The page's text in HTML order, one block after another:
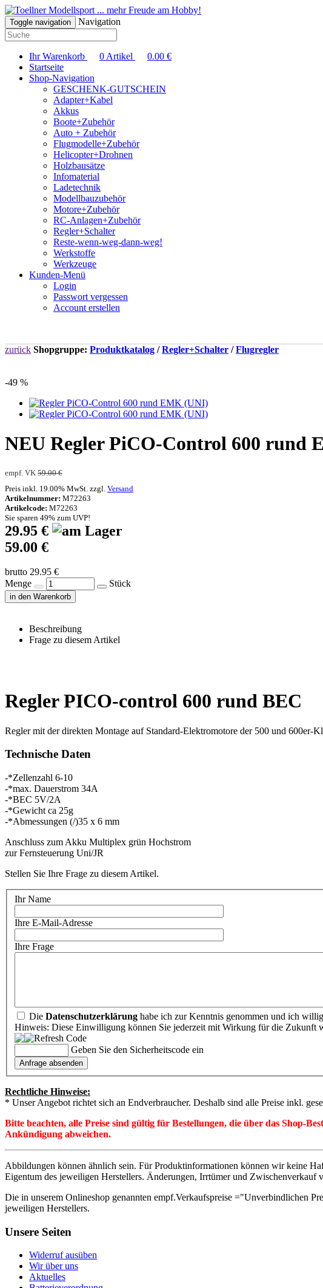
... mehr Freude am Hobby!
Toggle navigation Navigation
Ihr Warenkorb 0 Artikel 0.00 €
Startseite
Shop-Navigation
GESCHENK-GUTSCHEIN
Adapter+Kabel
Akkus
Boote+Zubehör
Auto + Zubehör
Flugmodelle+Zubehör
Helicopter+Drohnen
Holzbausätze
Infomaterial
Ladetechnik
Modellbauzubehör
Motore+Zubehör
RC-Anlagen+Zubehör
Regler+Schalter
Reste-wenn-weg-dann-weg!
Werkstoffe
Werkzeuge
Kunden-Menü
Login
Passwort vergessen
Account erstellen
zurück Shopgruppe: Produktkatalog /Regler+Schalter /Flugregler
-49 %
NEU Regler PiCO-Control 600 rund
empf. VK 59.00 €
Preis inkl. 19.00% MwSt. zzgl. Versand
Artikelnummer: M72263
Artikelcode: M72263
Sie sparen 49% zum UVP!
29.95 €
59.00 €
brutto 29.95 €
Menge
Stück
in den Warenkorb
Beschreibung
Frage zu diesem Artikel
Regler PICO-control 600 rund BEC
Regler mit der direkten Montage auf Standard-Elektromotore der 500 und 600er-
Technische Daten
-*Zellenzahl 6-10
-*max. Dauerstrom 34A
-*BEC 5V/2A
-*Gewicht ca 25g
-*Abmessungen (/)35 x 6 mm
Anschluss zum Akku Multiplex grün Hochstrom
zur Fernsteuerung Uni/JR
Stellen Sie Ihre Frage zu diesem Artikel.
Ihr Name
Ihre E-Mail-Adresse
Ihre Frage
Die Datenschutzerklärung habe ich zur Kenntnis genommen und ich
Hinweis: Diese Einwilligung können Sie jederzeit mit Wirkung für die Zukunft
Geben Sie den Sicherheitscode ein
Rechtliche Hinweise:
* Unser Angebot richtet sich an Endverbraucher. Deshalb sind alle Preise inkl.
Bitte beachten, alle Preise sind gültig für Bestellungen, die über das Shop-
Ankündigung abweichen.
Abbildungen können ähnlich sein. Für Produktinformationen können wir keine
Eigentum des jeweiligen Herstellers. Änderungen, Irrtümer und Zwischenverkauf
Die in unserem Onlineshop genannten empf.Verkaufspreise ="Unverbindlichen
jeweiligen Herstellers.
Unsere Seiten
Widerruf ausüben
Wir über uns
Aktuelles